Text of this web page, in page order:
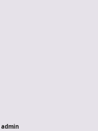
admin